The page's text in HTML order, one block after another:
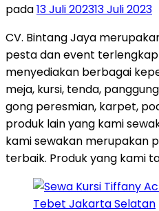
pada13 Juli 202313 Juli 2023
CV. Bintang Jaya
pesta dan event
menyediakan berbagai
meja, kursi, tenda,
gong peresmian, karpet,
produk lain yang kami
kami sewakan merupakan
terbaik. Produk yang kami